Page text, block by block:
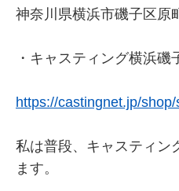
神奈川県横浜市磯子区原
・キャスティング横浜磯
https://castingnet.jp/
私は普段、キャスティン
ます。